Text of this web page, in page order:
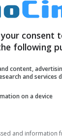
e dal
che
Ram.
doppia,
consent
following
content,
and services
on a device
and information